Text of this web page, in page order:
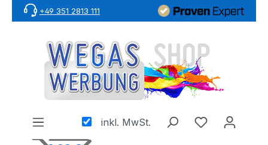
Zum Hauptinhalt springen
+49 351 2813 111
inkl. MwSt.